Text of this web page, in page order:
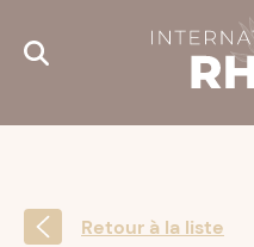
Retour à la liste
Cookies management panel